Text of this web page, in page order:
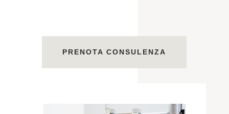
PRENOTA CONSULENZA